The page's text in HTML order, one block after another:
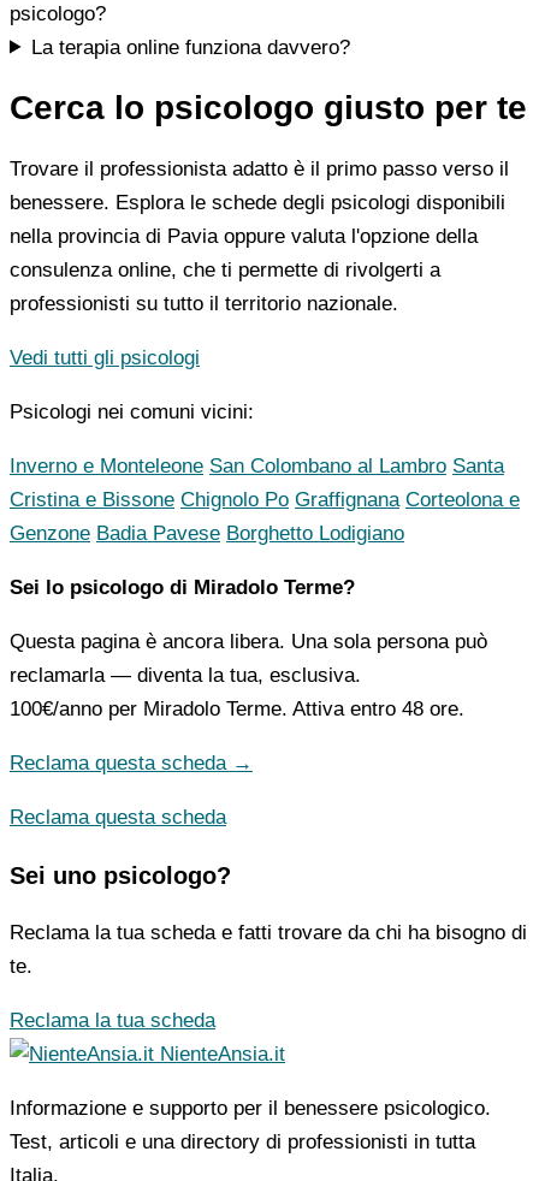
psicologo?
La terapia online funziona davvero?
Cerca lo psicologo giusto per te
Trovare il professionista adatto è il primo passo verso il
benessere. Esplora le schede degli psicologi disponibili
nella provincia di Pavia oppure valuta l'opzione della
consulenza online, che ti permette di rivolgerti a
professionisti su tutto il territorio nazionale.
Vedi tutti gli psicologi
Psicologi nei comuni vicini:
Inverno e Monteleone San Colombano al Lambro Santa
Cristina e Bissone Chignolo Po Graffignana Corteolona e
Genzone Badia Pavese Borghetto Lodigiano
Sei lo psicologo di Miradolo Terme?
Questa pagina è ancora libera. Una sola persona può
reclamarla — diventa la tua, esclusiva.
100€/anno per Miradolo Terme. Attiva entro 48 ore.
Reclama questa scheda →
Reclama questa scheda
Sei uno psicologo?
Reclama la tua scheda e fatti trovare da chi ha bisogno di
te.
Reclama la tua scheda
NienteAnsia.it
Informazione e supporto per il benessere psicologico.
Test, articoli e una directory di professionisti in tutta
Italia.